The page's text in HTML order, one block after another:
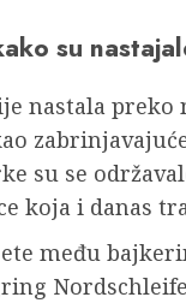
su
nastala
su se
koja i danas
među